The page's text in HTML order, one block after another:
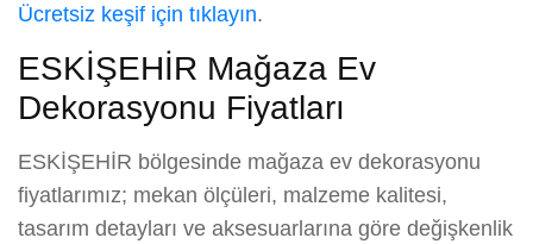
Ücretsiz keşif için tıklayın.
ESKİŞEHİR Mağaza Ev
Dekorasyonu Fiyatları
ESKİŞEHİR bölgesinde mağaza ev dekorasyonu
fiyatlarımız; mekan ölçüleri, malzeme kalitesi,
tasarım detayları ve aksesuarlarına göre değişkenlik